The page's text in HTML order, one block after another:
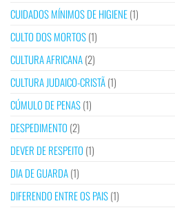
CUIDADOS MÍNIMOS DE HIGIENE(1)
CULTO DOS MORTOS(1)
CULTURA AFRICANA(2)
CULTURA JUDAICO-CRISTÃ(1)
CÚMULO DE PENAS(1)
DESPEDIMENTO (2)
DEVER DE RESPEITO (1)
DIA DE GUARDA(1)
DIFERENDO ENTRE OS PAIS(1)